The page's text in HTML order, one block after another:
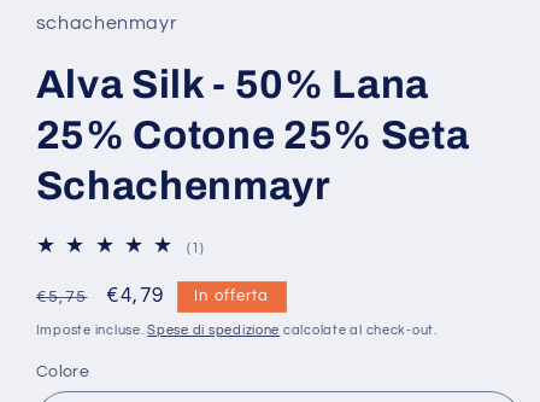
modale
schachenmayr
Alva Silk - 50% Lana
25% Cotone 25% Seta
Schachenmayr
(1)1
totali
Prezzo
di
€5,75
Prezzo
scontato
€4,79 In offerta
Imposte incluse.Spese di spedizione calcolate al check-out.
Colore